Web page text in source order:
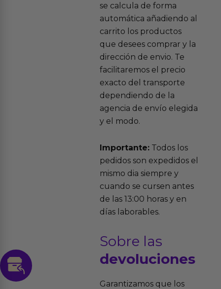
se calcula de forma
automática añadiendo al
carrito los productos
que desees comprar y la
dirección de envio. Te
facilitaremos el precio
exacto del transporte
dependiendo de la
agencia de envío elegida
y el modo.
Importante:Todos los
pedidos son expedidos el
mismo dia siempre y
cuando se cursen antes
de las 13:00 horas y en
días laborables.
Sobre las
devoluciones
Garantizamos que los